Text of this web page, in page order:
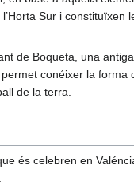
Sur i constituïxen
de Boqueta, una
permet conéixer la
de la terra.
és celebren en